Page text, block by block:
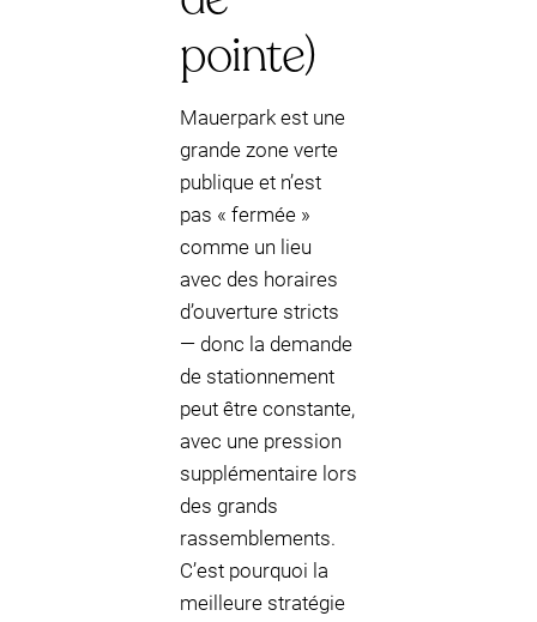
pointe)
Mauerpark est une
grande zone verte
publique et n’est
pas « fermée »
comme un lieu
avec des horaires
d’ouverture stricts
— donc la demande
de stationnement
peut être constante,
avec une pression
supplémentaire lors
des grands
rassemblements.
C’est pourquoi la
meilleure stratégie